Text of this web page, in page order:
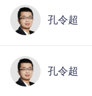
孔令超
孔令超